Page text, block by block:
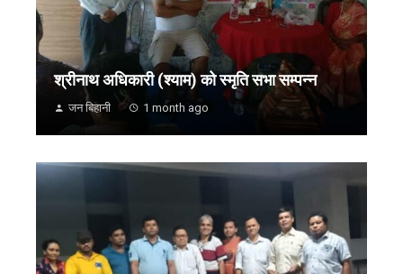
श्रीनाथ अधिकारी (श्याम) को स्मृति सभा सम्पन्न
जन बिहानी 1 month ago